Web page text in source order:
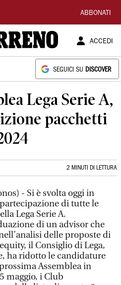
ABBONATI
ACCEDI
SEGUICI SU DISCOVER
Lega Serie A,
pacchetti
2 MINUTI DI LETTURA
- Si è svolta oggi in
di tutte le
Lega Serie A.
di un advisor che
delle proposte di
il Consiglio di Lega,
ha ridotto le candidature
Assemblea in
maggio, i Club